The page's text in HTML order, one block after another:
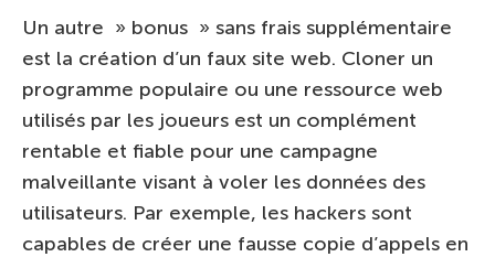
Un autre » bonus » sans frais supplémentaire
est la création d’un faux site web. Cloner un
programme populaire ou une ressource web
utilisés par les joueurs est un complément
rentable et fiable pour une campagne
malveillante visant à voler les données des
utilisateurs. Par exemple, les hackers sont
capables de créer une fausse copie d’appels en